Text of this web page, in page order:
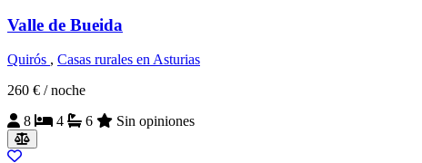
Valle de Bueida
Quirós , Casas rurales en Asturias
260 € / noche
8
4 6 Sin opiniones